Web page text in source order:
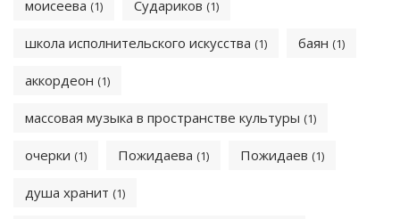
моисеева (1) Судариков (1)
школа исполнительского искусства (1) баян (1)
аккордеон (1)
массовая музыка в пространстве культуры (1)
очерки (1) Пожидаева (1) Пожидаев (1)
душа хранит (1)